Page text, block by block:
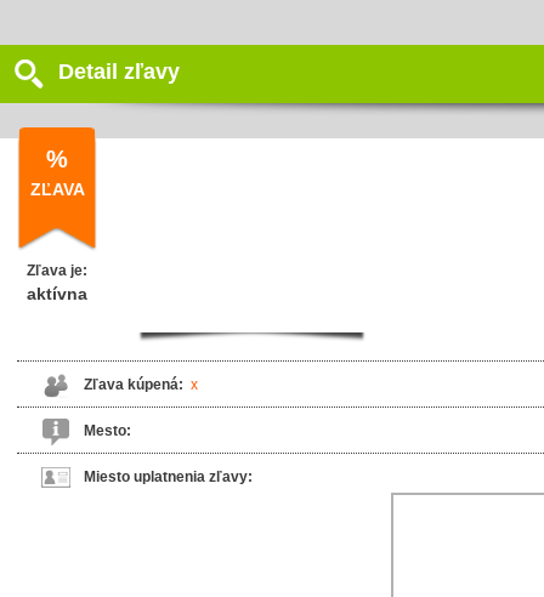
Detail zľavy
%
ZĽAVA
Zľava je:
aktívna
Zľava kúpená: x
Mesto:
Miesto uplatnenia zľavy: